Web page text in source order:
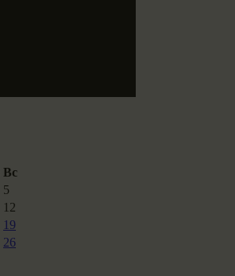
Вс
5
12
19
26